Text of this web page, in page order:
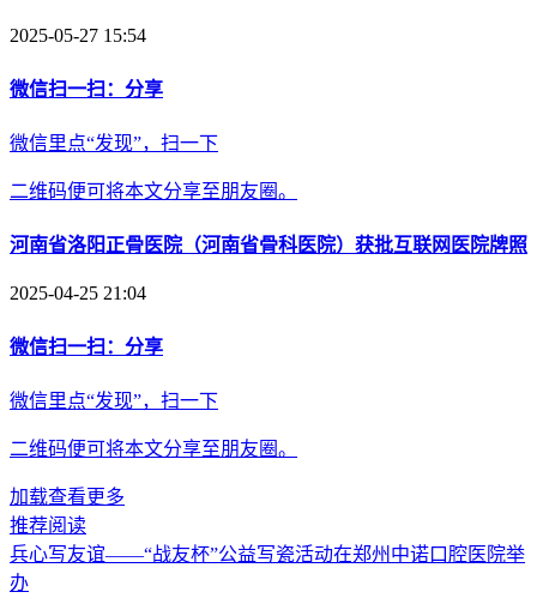
2025-05-27 15:54
微信扫一扫：分享
微信里点“发现”，扫一下
二维码便可将本文分享至朋友圈。
河南省洛阳正骨医院（河南省骨科医院）获批互联网医院牌照
2025-04-25 21:04
微信扫一扫：分享
微信里点“发现”，扫一下
二维码便可将本文分享至朋友圈。
加载查看更多
推荐阅读
兵心写友谊——“战友杯”公益写瓷活动在郑州中诺口腔医院举
办